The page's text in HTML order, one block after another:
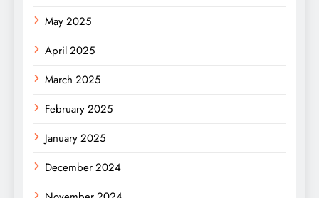
May 2025
April 2025
March 2025
February 2025
January 2025
December 2024